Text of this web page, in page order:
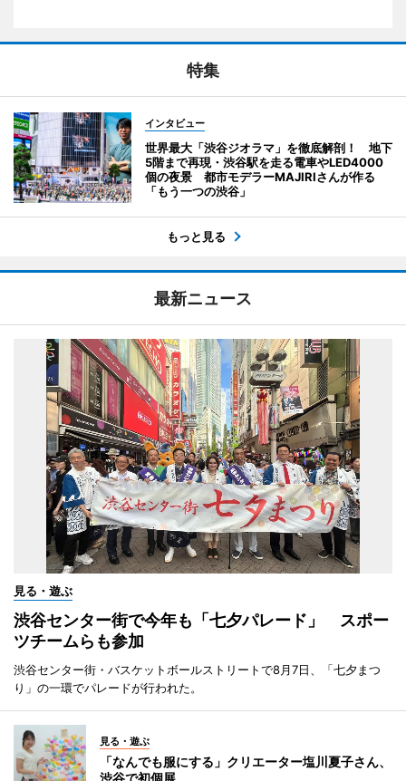
特集
インタビュー
世界最大「渋谷ジオラマ」を徹底解剖！ 地下
5階まで再現・渋谷駅を走る電車やLED4000
個の夜景 都市モデラーMAJIRIさんが作る
「もう一つの渋谷」
もっと見る
最新ニュース
見る・遊ぶ
渋谷センター街で今年も「七夕パレード」 スポー
ツチームらも参加
渋谷センター街・バスケットボールストリートで8月7日、「七夕まつ
り」の一環でパレードが行われた。
見る・遊ぶ
「なんでも服にする」クリエーター塩川夏子さん、
渋谷で初個展